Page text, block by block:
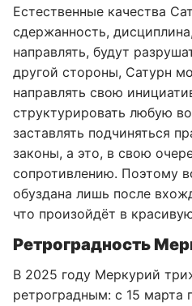
Естественные качества
сдержанность,
направлять, будут
другой стороны, Сатурн
направлять свою
структурировать любую
заставлять подчиняться
законы, а это, в свою
сопротивлению. Поэтому
обуздана лишь после
что произойдёт в
Ретроградность
В 2025 году Меркурий
ретроградным: с 15 марта